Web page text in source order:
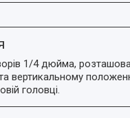
1/4 дюйма,
вертикальному
головці.